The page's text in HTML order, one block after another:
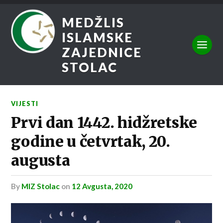
MEDŽLIS
ISLAMSKE
ZAJEDNICE
STOLAC
VIJESTI
Prvi dan 1442. hidžretske
godine u četvrtak, 20.
augusta
by MIZ Stolac on 12 Avgusta, 2020